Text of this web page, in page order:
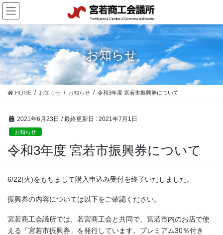
コ
ン
テ
ン
ツ
に
移
動
ナ
ビ
ゲ
ー
シ
ョ
ン
に
お知らせ
HOME お知らせ お知らせ 令和3年度 宮若市振興券について
2021年6月23日 / 最終更新日 : 2021年7月1日
お知らせ
令和3年度 宮若市振興券について
6/22(火)をもちまして購入申込み受付を終了いたしました。
振興券の内容については以下をご確認ください。
宮若商工会議所では、若宮商工会と共同で、宮若市内のお店で使
える「宮若市振興券」を発行しています。プレミアム30％付き